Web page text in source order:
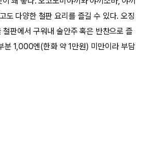
도 다양한 철판 요리를 즐길 수 있다. 오징
판에서 구워내 술안주 혹은 반찬으로 즐
분 1,000엔(한화 약 1만원) 미만이라 부담